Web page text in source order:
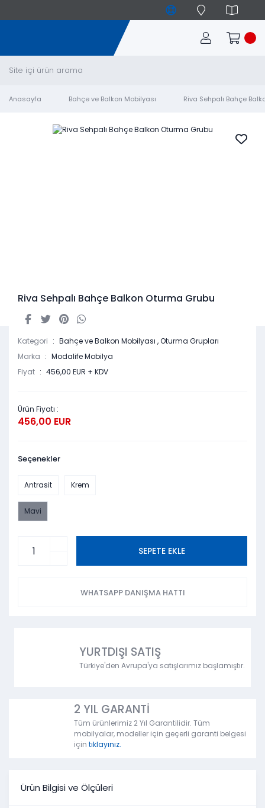
Anasayfa Bahçe ve Balkon Mobilyası Riva Sehpalı Bahçe
Riva Sehpalı Bahçe Balkon Oturma Grubu
Kategori Bahçe ve Balkon Mobilyası ,Oturma Grupları
Marka
Modalife Mobilya
Fiyat
456,00 EUR + KDV
Ürün Fiyatı :
456,00 EUR
Seçenekler
Antrasit Krem
Mavi
SEPETE EKLE
WHATSAPP DANIŞMA HATTI
YURTDIŞI SATIŞ
Türkiye'den Avrupa'ya satışlarımız başlamıştır.
2 YIL GARANTİ
Tüm ürünlerimiz 2 Yıl Garantilidir. Tüm
mobilyalar, modeller için geçerli garanti belgesi
için tıklayınız.
Ürün Bilgisi ve Ölçüleri